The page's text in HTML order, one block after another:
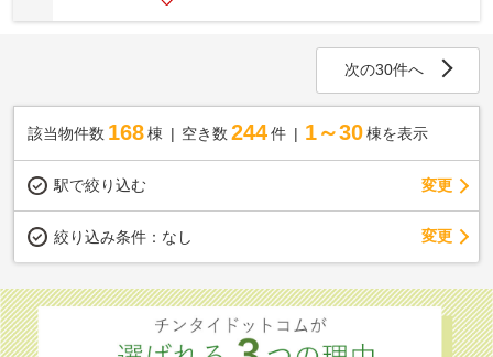
次の30件へ
該当物件数 168棟 空き数 244 件 1～30 棟を表示
駅で絞り込む 変更
絞り込み条件： なし 変更